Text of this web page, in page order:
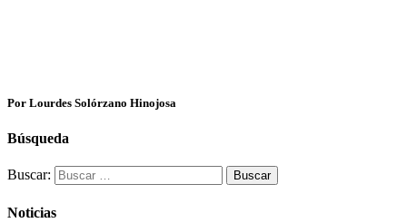
Por Lourdes Solórzano Hinojosa
Búsqueda
Buscar:
Noticias